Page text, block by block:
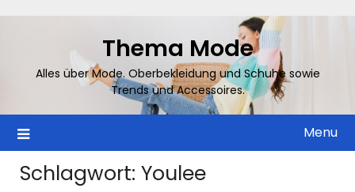
Thema Mode
Alles über Mode. Oberbekleidung und Schuhe sowie
Trends und Accessoires.
Menu
Schlagwort: Youlee